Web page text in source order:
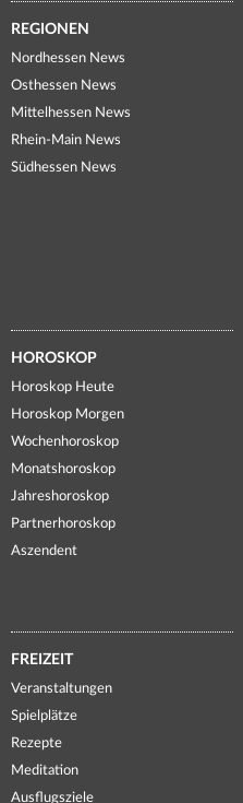
REGIONEN
Nordhessen News
Osthessen News
Mittelhessen News
Rhein-Main News
Südhessen News
HOROSKOP
Horoskop Heute
Horoskop Morgen
Wochenhoroskop
Monatshoroskop
Jahreshoroskop
Partnerhoroskop
Aszendent
FREIZEIT
Veranstaltungen
Spielplätze
Rezepte
Meditation
Ausflugsziele